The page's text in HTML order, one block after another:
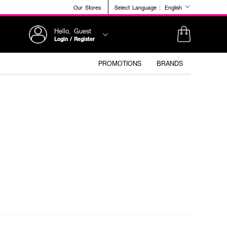
Our Stores Select Language : English
Hello, Guest
Login / Register
PROMOTIONS BRANDS